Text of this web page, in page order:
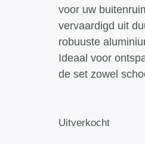
voor uw
vervaardigd uit
robuuste
Ideaal voor
de set zowel
Uitverkocht